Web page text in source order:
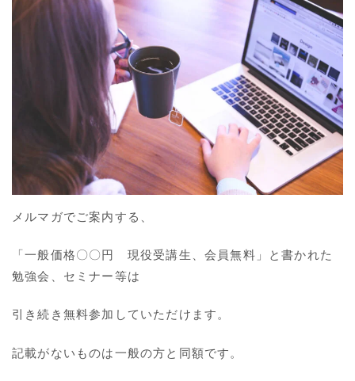
メルマガでご案内する、
「一般価格〇〇円 現役受講生、会員無料」と書かれた
勉強会、セミナー等は
引き続き無料参加していただけます。
記載がないものは一般の方と同額です。